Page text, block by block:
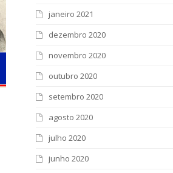
janeiro 2021
dezembro 2020
novembro 2020
outubro 2020
setembro 2020
agosto 2020
julho 2020
junho 2020